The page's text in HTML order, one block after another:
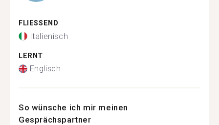
FLIESSEND
Italienisch
LERNT
Englisch
So wünsche ich mir meinen
Gesprächspartner